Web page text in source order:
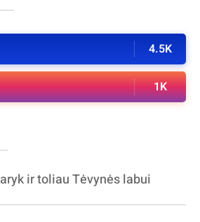
4.5K
1K
ir toliau Tėvynės labui